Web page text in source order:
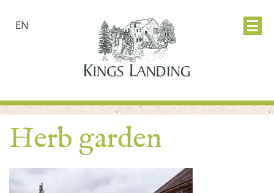
EN
Herb garden